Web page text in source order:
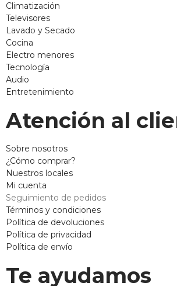
Climatización
Televisores
Lavado y Secado
Cocina
Electro menores
Tecnología
Audio
Entretenimiento
Atención al
Sobre nosotros
¿Cómo comprar?
Nuestros locales
Mi cuenta
Seguimiento de pedidos
Términos y condiciones
Política de devoluciones
Política de privacidad
Política de envío
Te ayudamos